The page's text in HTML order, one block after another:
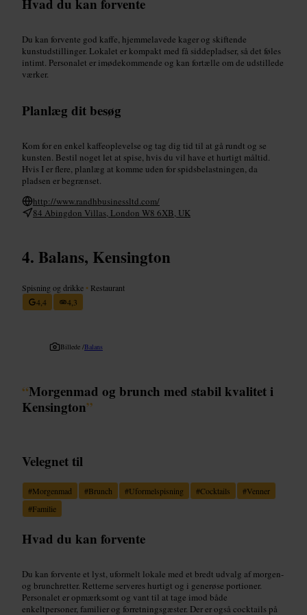
Du kan forvente god kaffe, hjemmelavede kager og skiftende
kunstudstillinger. Lokalet er kompakt med få siddepladser, så det føles
intimt. Personalet er imødekommende og kan fortælle om de udstillede
værker.
Planlæg dit besøg
Kom for en enkel kaffeoplevelse og tag dig tid til at gå rundt og se
kunsten. Bestil noget let at spise, hvis du vil have et hurtigt måltid.
Hvis I er flere, planlæg at komme uden for spidsbelastningen, da
pladsen er begrænset.
http://www.randhbusinessltd.com/
84 Abingdon Villas, London W8 6XB, UK
Balans, Kensington
Spisning og drikke • Restaurant
4,4
4,3
Billede /Balans
“Morgenmad og brunch med stabil kvalitet i
Kensington”
Velegnet til
#Morgenmad #Brunch #Uformelspisning #Cocktails #Venner
#Familie
Hvad du kan forvente
Du kan forvente et lyst, uformelt lokale med et bredt udvalg af morgen-
og brunchretter. Retterne serveres hurtigt og i generøse portioner.
Personalet er opmærksomt og vant til at tage imod både
enkeltpersoner, familier og forretningsgæster. Der er også cocktails på